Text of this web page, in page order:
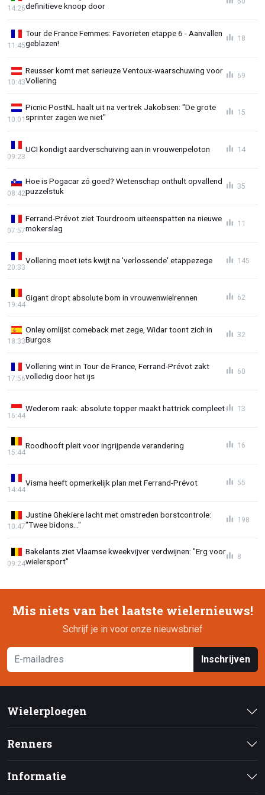
definitieve knoop door
14:26
Tour de France Femmes: Favorieten etappe 6 - Aanvallen
geblazen!
11:45
18
Reusser komt met serieuze Ventoux-waarschuwing voor
Vollering
10:43
69
Picnic PostNL haalt uit na vertrek Jakobsen: "De grote
sprinter zagen we niet"
10:01
15
UCI kondigt aardverschuiving aan in vrouwenpeloton
09:23
14
Hoe is Pogacar zó goed? Wetenschap onthult opvallend
puzzelstuk
08:42
35
Ferrand-Prévot ziet Tourdroom uiteenspatten na nieuwe
mokerslag
07:57
11
Vollering moet iets kwijt na 'verlossende' etappezege
20:33
145
Gigant dropt absolute bom in vrouwenwielrennen
19:44
62
Onley omlijst comeback met zege, Widar toont zich in
Burgos
18:33
32
Vollering wint in Tour de France, Ferrand-Prévot zakt
volledig door het ijs
17:56
60
Wederom raak: absolute topper maakt hattrick compleet
16:44
13
Roodhooft pleit voor ingrijpende verandering
15:44
16
Visma heeft opmerkelijk plan met Ferrand-Prévot
14:44
55
Justine Ghekiere lacht met omstreden borstcontrole:
"Twee bidons..."
10:47
198
Bakelants ziet Vlaamse kweekvijver verdwijnen: "Erg voor
wielersport"
09:24
8
Mis niets van het laatste wielernieuws!
Schrijf je in voor onze nieuwsbrief
Inschrijven
Wielerploegen
Renners
Informatie